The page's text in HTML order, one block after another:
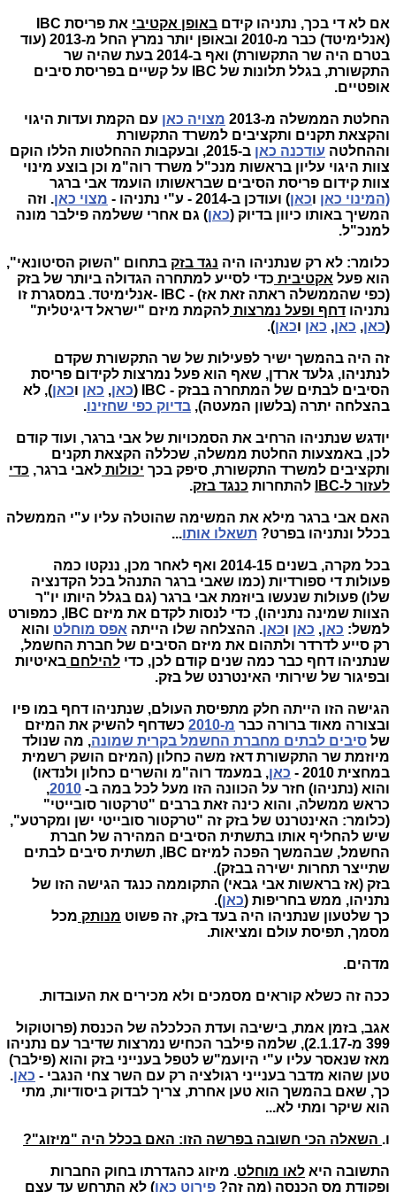
אם לא די בכך, נתניהו קידם באופן אקטיבי
את פריסת IBC
(אנלימיטד) כבר מ-2010 ובאופן יותר נמרץ החל מ-2013 (עוד
בטרם היה שר התקשורת) ואף ב-2014 בעת שהיה שר
התקשורת, בגלל תלונות של IBC על קשיים בפריסת סיבים
אופטיים.
החלטת הממשלה מ-2013 מצויה כאן עם הקמת ועדות היגוי
והקצאת תקנים ותקציבים למשרד התקשורת
וההחלטה עודכנה כאן
ב-2015, ובעקבות ההחלטות הללו הוקם
צוות היגוי עליון בראשות מנכ"ל משרד רוה"מ וכן בוצע מינוי
צוות קידום פריסת הסיבים שבראשותו הועמד אבי ברגר
(המינוי כאן וכאן) ועודכן ב-2014 - ע"י נתניהו - מצוי כאן. וזה
המשיך באותו כיוון בדיוק (כאן) גם אחרי ששלמה פילבר מונה
למנכ"ל.
כלומר: לא רק שנתניהו היה נגד בזק בתחום "השוק הסיטונאי",
הוא פעל אקטיבית כדי לסייע למתחרה הגדולה ביותר של בזק
(כפי שהממשלה ראתה זאת אז) - IBC -אנלימיטד. במסגרת זו
נתניהו דחף ופעל נמרצות להקמת מיזם "ישראל דיגיטלית"
(כאן, כאן, כאן וכאן).
זה היה בהמשך ישיר לפעילות של שר התקשורת שקדם
לנתניהו, גלעד ארדן, שאף הוא פעל נמרצות לקידום פריסת
הסיבים לבתים של המתחרה בבזק - IBC (
כאן, כאן וכאן), לא
בהצלחה יתרה (בלשון המעטה), בדיוק כפי שחזינו.
יודגש שנתניהו הרחיב את הסמכויות של אבי ברגר, ועוד קודם
לכן, באמצעות החלטת ממשלה, שכללה הקצאת תקנים
ותקציבים למשרד התקשורת, סיפק בכך יכולות לאבי ברגר, כדי
לעזור ל-IBC
להתחרות כנגד בזק.
האם אבי ברגר מילא את המשימה שהוטלה עליו ע"י הממשלה
בכלל ונתניהו בפרט? תשאלו אותו...
בכל מקרה, בשנים 2014-15 ואף לאחר מכן, ננקטו כמה
פעולות די ספורדיות (כמו שאבי ברגר התנהל בכל הקדנציה
שלו) פעולות שנעשו ביוזמת אבי ברגר (גם בגלל היותו יו"ר
הצוות שמינה נתניהו), כדי לנסות לקדם את מיזם IBC, כמפורט
למשל: כאן, כאן וכאן. ההצלחה שלו הייתה אפס מוחלט והוא
רק סייע לדרדר ולתהום את מיזם הסיבים של חברת החשמל,
שנתניהו דחף כבר כמה שנים קודם לכן, כדי להילחם באיטיות
ובפיגור של שירותי האינטרנט של בזק.
הגישה הזו הייתה חלק מתפיסת העולם, שנתניהו דחף במו פיו
ובצורה מאוד ברורה כבר מ-2010
כשדחף להשיק את המיזם
של סיבים לבתים מחברת החשמל בקרית שמונה, מה שנולד
מיוזמת שר התקשורת דאז משה כחלון (המיזם הושק רשמית
במחצית 2010 -
כאן, במעמד רוה"מ והשרים כחלון ולנדאו)
והוא (נתניהו) חזר על הכוונה הזו מעל לכל במה ב- 2010
,
כראש ממשלה, והוא כינה זאת ברבים "טרקטור סובייטי"
(כלומר: האינטרנט של בזק זה "טרקטור סובייטי ישן ומקרטע",
שיש להחליף אותו בתשתית הסיבים המהירה של חברת
החשמל, שבהמשך הפכה למיזם IBC, תשתית סיבים לבתים
שתייצר תחרות ישירה בבזק).
בזק (אז בראשות אבי גבאי) התקוממה כנגד הגישה הזו של
נתניהו, ממש בחריפות (כאן).
כך שלטעון שנתניהו היה בעד בזק, זה פשוט מנותק מכל
מסמך, תפיסת עולם ומציאות.
מדהים.
ככה זה כשלא קוראים מסמכים ולא מכירים את העובדות.
אגב, בזמן אמת, בישיבה ועדת הכלכלה של הכנסת (פרוטוקול
399 מ-2.1.17), שלמה פילבר הכחיש נמרצות שדיבר עם נתניהו
מאז שנאסר עליו ע"י היועמ"ש לטפל בענייני בזק והוא (פילבר)
טען שהוא מדבר בענייני רגולציה רק עם השר צחי הנגבי - כאן.
כך, שאם בהמשך הוא טען אחרת, צריך לבדוק ביסודיות, מתי
הוא שיקר ומתי לא...
ו. השאלה הכי חשובה בפרשה הזו: האם בכלל היה "מיזוג"?
התשובה היא לאו מוחלט. מיזוג כהגדרתו בחוק החברות
ופקודת מס הכנסה (מה זה? פירוט כאן) לא התרחש עד עצם